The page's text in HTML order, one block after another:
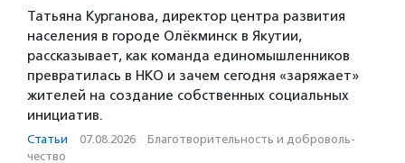
Татьяна Курганова, директор центра развития
населения в городе Олёкминск в Якутии,
рассказывает, как команда единомышленников
превратилась в НКО и зачем сегодня «заряжает»
жителей на создание собственных социальных
инициатив.
Статьи · 07.08.2026 · Благотвори­тель­ность и доброволь­
чест­во